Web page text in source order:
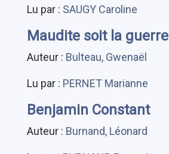
Lu par : SAUGY Caroline
Maudite soit la guerre
Auteur : Bulteau, Gwenaël
Lu par : PERNET Marianne
Benjamin Constant
Auteur : Burnand, Léonard